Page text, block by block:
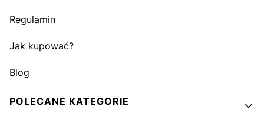
Regulamin
Jak kupować?
Blog
POLECANE KATEGORIE